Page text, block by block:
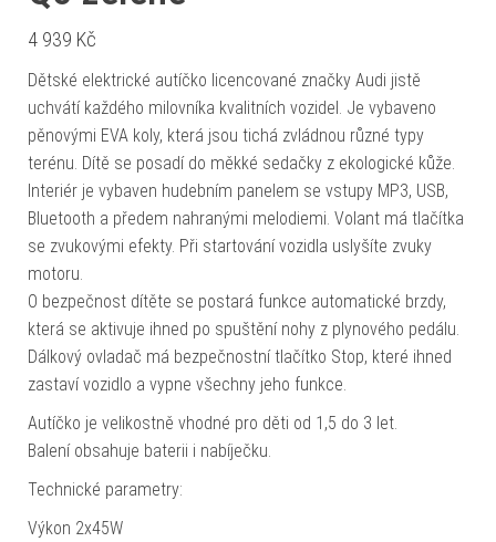
4 939 Kč
Dětské elektrické autíčko licencované značky Audi jistě
uchvátí každého milovníka kvalitních vozidel. Je vybaveno
pěnovými EVA koly, která jsou tichá zvládnou různé typy
terénu. Dítě se posadí do měkké sedačky z ekologické kůže.
Interiér je vybaven hudebním panelem se vstupy MP3, USB,
Bluetooth a předem nahranými melodiemi. Volant má tlačítka
se zvukovými efekty. Při startování vozidla uslyšíte zvuky
motoru.
O bezpečnost dítěte se postará funkce automatické brzdy,
která se aktivuje ihned po spuštění nohy z plynového pedálu.
Dálkový ovladač má bezpečnostní tlačítko Stop, které ihned
zastaví vozidlo a vypne všechny jeho funkce.
Autíčko je velikostně vhodné pro děti od 1,5 do 3 let.
Balení obsahuje baterii i nabíječku.
Technické parametry:
Výkon 2x45W